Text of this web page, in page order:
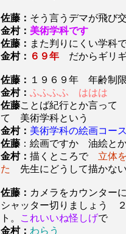
佐藤： そう言うデマが飛び
金村： 美術学科です
佐藤： また判りにくい学科
金村： ６９年 だからギリ
佐藤： １９６９年 年齢制
金村： ふふふふ ははは
佐藤ことば紀行とか言って
て 美術学科という
金村： 美術学科の絵画コース
佐藤 ：絵画ですか 油絵と
金村： 描くところで 立体
た
先生にどうして描か
佐藤： カメラをカウンター
シャッター切りましょう
ト。
これいいね怪しげで
金村： わらう